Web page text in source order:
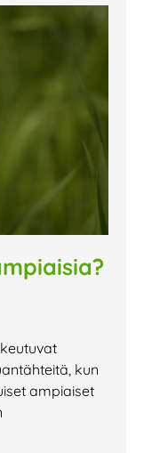
kun
ampiaiset